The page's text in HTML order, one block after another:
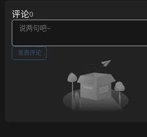
评论0
发表评论